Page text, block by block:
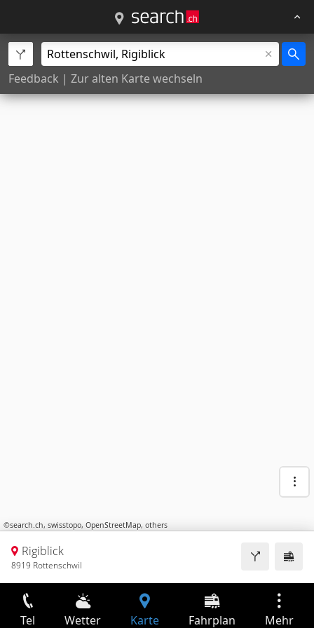
Feedback | Zur alten Karte wechseln
©search.ch, swisstopo, OpenStreetMap, others
Rigiblick
8919 Rottenschwil
Tel Wetter Karte Fahrplan Mehr